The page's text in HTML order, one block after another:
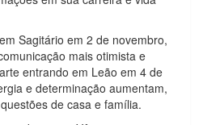
Sagitário em 2 de novembro,
mais otimista e
entrando em Leão em 4 de
e determinação aumentam,
de casa e família.